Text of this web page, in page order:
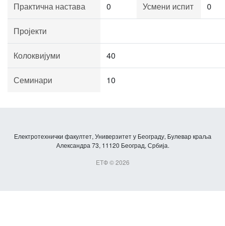
Практична настава 0 Усмени испит 0
Пројекти
Колоквијуми 40
Семинари 10
Електротехнички факултет, Универзитет у Београду, Булевар краља
Александра 73, 11120 Београд, Србија.
ЕТФ © 2026